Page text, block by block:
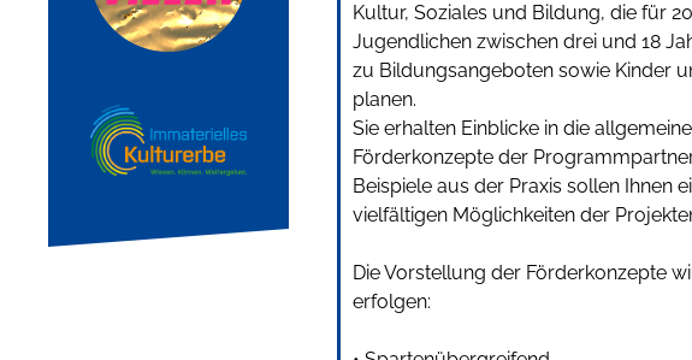
Kultur, Soziales und Bildung, die für
Jugendlichen zwischen drei und 18
zu Bildungsangeboten sowie Kinder
planen.
Sie erhalten Einblicke in die
Förderkonzepte der
Beispiele aus der Praxis sollen Ihnen
vielfältigen Möglichkeiten der
Die Vorstellung der Förderkonzepte
erfolgen: